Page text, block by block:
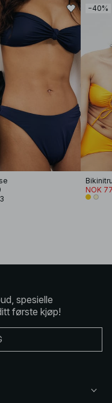
−40%
NOK
spesielle
første kjøp!